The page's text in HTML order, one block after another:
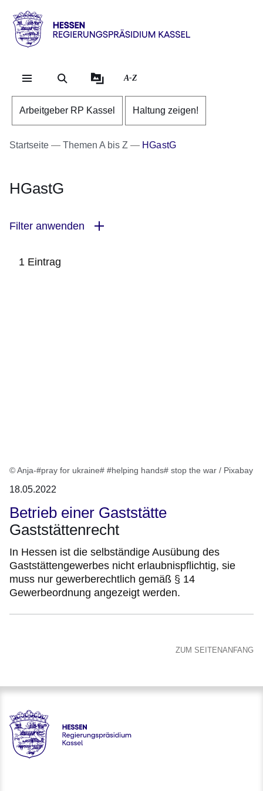
Direkt zum Kopf der
Direkt zum Inhalt
Direkt zum Fuß der
Hessen
RP
A-Z
Arbeitgeber RP Kassel Haltung zeigen!
Startseite Themen A bis Z HGastG
HGastG
Filter anwenden
1 Eintrag
© Anja-#pray for ukraine# #helping hands# stop the war / Pixabay
18.05.2022
Betrieb einer Gaststätte
Gaststättenrecht
In Hessen ist die selbständige Ausübung des
Gaststättengewerbes nicht erlaubnispflichtig, sie
muss nur gewerberechtlich gemäß § 14
Gewerbeordnung angezeigt werden.
ZUM SEITENANFANG
Hessen - Regierungspräsidium Kassel